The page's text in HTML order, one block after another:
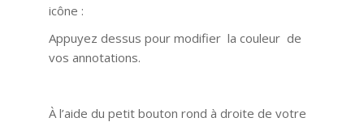
icône :
Appuyez dessus pour modifier la couleur de
vos annotations.
À l’aide du petit bouton rond à droite de votre